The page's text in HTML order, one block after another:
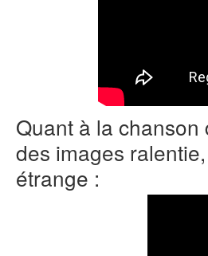
Quant à la chanson
des images
étrange :